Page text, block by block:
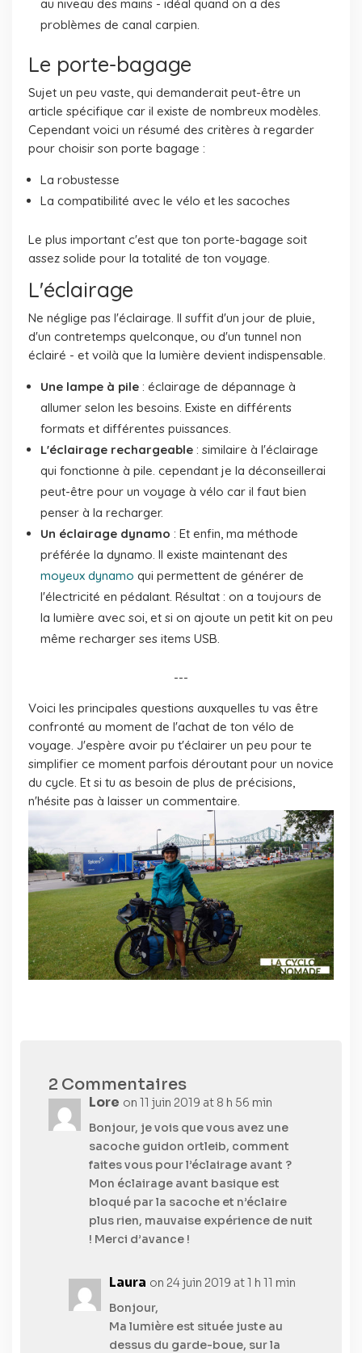
au niveau des mains - idéal quand on a des
problèmes de canal carpien.
Le porte-bagage
Sujet un peu vaste, qui demanderait peut-être un
article spécifique car il existe de nombreux modèles.
Cependant voici un résumé des critères à regarder
pour choisir son porte bagage :
La robustesse
La compatibilité avec le vélo et les sacoches
Le plus important c'est que ton porte-bagage soit
assez solide pour la totalité de ton voyage.
L'éclairage
Ne néglige pas l'éclairage. Il suffit d'un jour de pluie,
d'un contretemps quelconque, ou d'un tunnel non
éclairé - et voilà que la lumière devient indispensable.
Une lampe à pile : éclairage de dépannage à
allumer selon les besoins. Existe en différents
formats et différentes puissances.
L'éclairage rechargeable : similaire à l'éclairage
qui fonctionne à pile. cependant je la déconseillerai
peut-être pour un voyage à vélo car il faut bien
penser à la recharger.
Un éclairage dynamo : Et enfin, ma méthode
préférée la dynamo. Il existe maintenant des
moyeux dynamo qui permettent de générer de
l'électricité en pédalant. Résultat : on a toujours de
la lumière avec soi, et si on ajoute un petit kit on peu
même recharger ses items USB.
---
Voici les principales questions auxquelles tu vas être
confronté au moment de l'achat de ton vélo de
voyage. J'espère avoir pu t'éclairer un peu pour te
simplifier ce moment parfois déroutant pour un novice
du cycle. Et si tu as besoin de plus de précisions,
n'hésite pas à laisser un commentaire.
2 Commentaires
Lore on 11 juin 2019 at 8 h 56 min
Bonjour, je vois que vous avez une
sacoche guidon ortleib, comment
faites vous pour l’éclairage avant ?
Mon éclairage avant basique est
bloqué par la sacoche et n’éclaire
plus rien, mauvaise expérience de nuit
! Merci d’avance !
Laura on 24 juin 2019 at 1 h 11 min
Bonjour,
Ma lumière est située juste au
dessus du garde-boue, sur la